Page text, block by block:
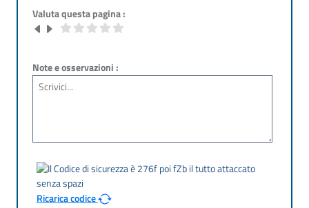
Valuta questa pagina :
Note e osservazioni :
Ricarica codice